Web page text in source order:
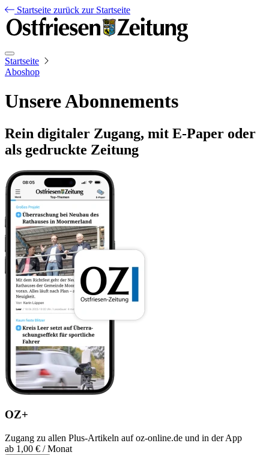
Startseite zurück zur Startseite
Startseite
Aboshop
Unsere Abonnements
Rein digitaler Zugang, mit E-Paper oder
als gedruckte Zeitung
OZ+
Zugang zu allen Plus-Artikeln auf oz-online.de und in der App
ab 1,00 € / Monat